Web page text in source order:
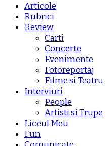
Articole
Rubrici
Review
Carti
Concerte
Evenimente
Fotoreportaj
Filme si Teatru
Interviuri
People
Artisti si Trupe
Liceul Meu
Fun